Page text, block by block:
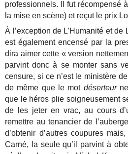
professionnels. Il fut récompensé
la mise en scène) et reçut le prix
À l’exception de L’Humanité et de
est également encensé par la
dira aimer cette « version
parvint donc à se monter sans
censure, si ce n’est le ministère
de même que le mot déserteurne
que le héros plie soigneusement
de les jeter en vrac, au cours
remettre au tenancier de
d’obtenir d’autres coupures
Carné, la seule qu’il parvint à